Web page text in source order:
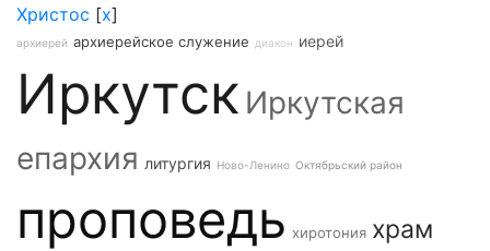
Христос [x]
архиерей архиерейское служение диакон иерей
Иркутск Иркутская
епархия литургия Ново-Ленино Октябрьский район
проповедь хиротония храм